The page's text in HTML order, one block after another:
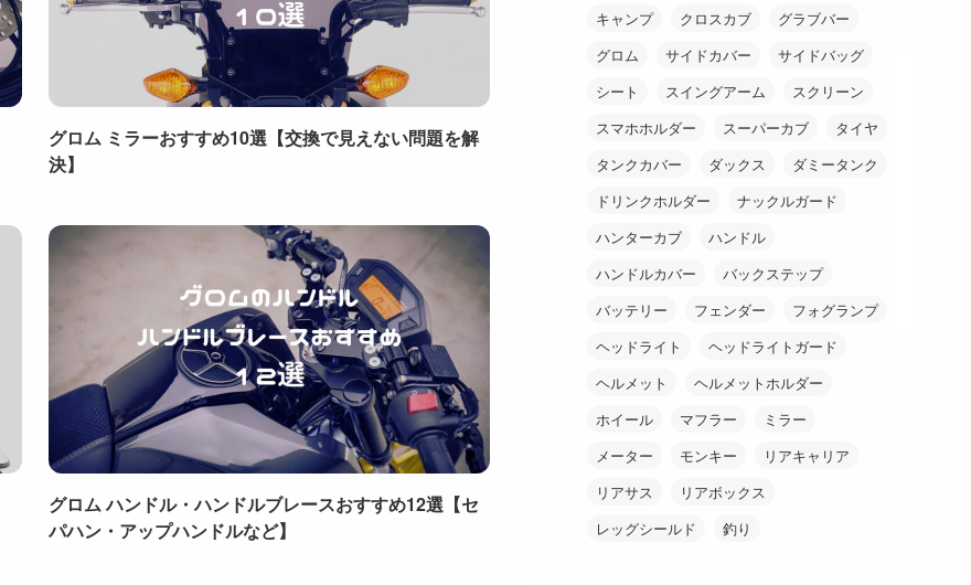
グロム ミラーおすすめ10選【交換で見えない問題を解
決】
グロム ハンドル・ハンドルブレースおすすめ12選【セ
パハン・アップハンドルなど】
キャンプ
クロスカブ
グラブバー
グロム
サイドカバー
サイドバッグ
シート
スイングアーム
スクリーン
スマホホルダー
スーパーカブ
タイヤ
タンクカバー
ダックス
ダミータンク
ドリンクホルダー
ナックルガード
ハンターカブ
ハンドル
ハンドルカバー
バックステップ
バッテリー
フェンダー
フォグランプ
ヘッドライト
ヘッドライトガード
ヘルメット
ヘルメットホルダー
ホイール
マフラー
ミラー
メーター
モンキー
リアキャリア
リアサス
リアボックス
レッグシールド
釣り